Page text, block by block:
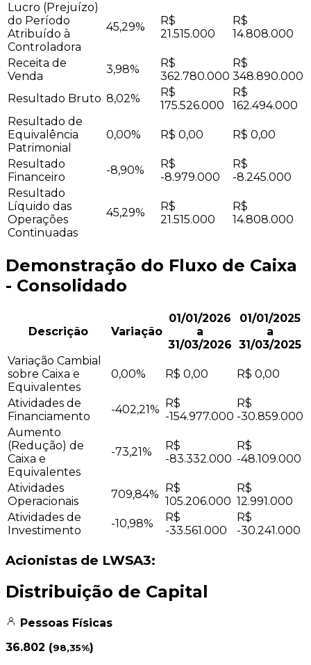
Lucro (Prejuízo)
do Período
Atribuído à
Controladora
45,29%
R$
21.515.000
R$
14.808.000
Receita de
Venda
3,98%
R$
362.780.000
R$
348.890.000
Resultado Bruto 8,02%
R$
175.526.000
R$
162.494.000
Resultado de
Equivalência
Patrimonial
0,00% R$ 0,00 R$ 0,00
Resultado
Financeiro
-8,90%
R$
-8.979.000
R$
-8.245.000
Resultado
Líquido das
Operações
Continuadas
45,29%
R$
21.515.000
R$
14.808.000
Demonstração do Fluxo de Caixa
- Consolidado
Descrição Variação
01/01/2026
a
31/03/2026
01/01/2025
a
31/03/2025
Variação Cambial
sobre Caixa e
Equivalentes
0,00% R$ 0,00 R$ 0,00
Atividades de
Financiamento
-402,21% R$
-154.977.000
R$
-30.859.000
Aumento
(Redução) de
Caixa e
Equivalentes
-73,21%
R$
-83.332.000
R$
-48.109.000
Atividades
Operacionais
709,84% R$
105.206.000
R$
12.991.000
Atividades de
Investimento
-10,98%
R$
-33.561.000
R$
-30.241.000
Acionistas de LWSA3:
Distribuição de Capital
Pessoas Físicas
36.802 (98,35%)